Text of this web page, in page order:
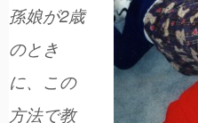
孫娘が2歳
のとき
に、この
方法で教